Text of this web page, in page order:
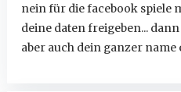
nein für die facebook spiele
deine daten freigeben...
aber auch dein ganzer name